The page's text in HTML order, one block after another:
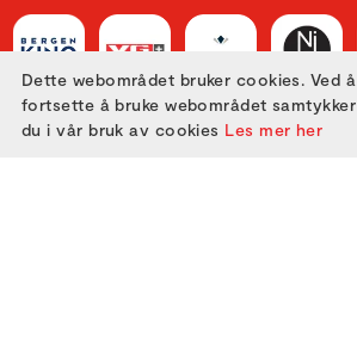
Dette webområdet bruker cookies. Ved å
fortsette å bruke webområdet samtykker
du i vår bruk av cookies Les mer her